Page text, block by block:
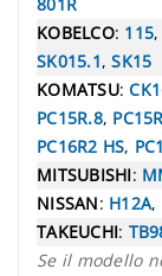
KOBELCO: 115,
SK015.1,SK15
KOMATSU:
PC15R.8,
PC16R2 HS,
MITSUBISHI:
NISSAN: H12A,
TAKEUCHI:
Se il modello